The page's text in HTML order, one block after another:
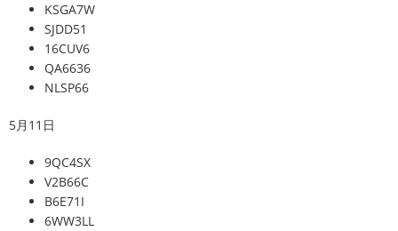
KSGA7W
SJDD51
16CUV6
QA6636
NLSP66
5月11日
9QC4SX
V2B66C
B6E71I
6WW3LL